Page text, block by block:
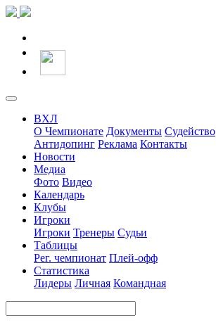
ВХЛ
О Чемпионате Документы Судейство
Антидопинг Реклама Контакты
Новости
Медиа
Фото Видео
Календарь
Клубы
Игроки
Игроки Тренеры Судьи
Таблицы
Рег. чемпионат Плей-офф
Статистика
Лидеры Личная Командная